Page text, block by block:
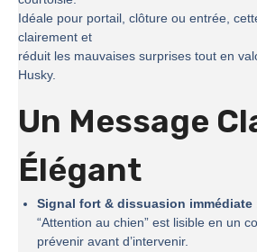
Idéale pour portail, clôture ou entrée,
clairement et
réduit les mauvaises surprises tout en
Husky.
Un Message
Élégant
Signal fort & dissuasion immédiate
“Attention au chien” est lisible en un
prévenir avant d’intervenir.